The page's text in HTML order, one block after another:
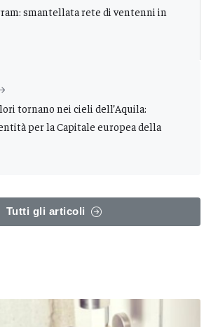
smantellata rete di ventenni in
tornano nei cieli dell’Aquila:
per la Capitale europea della
Tutti gli articoli